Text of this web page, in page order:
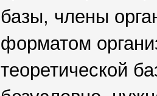
базы, члены
форматом
теоретической